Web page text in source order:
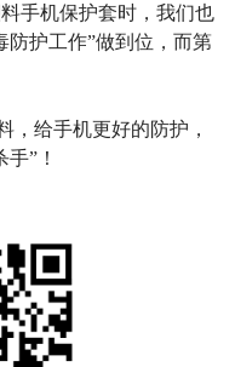
手机保护套时，我们也
防护工作”做到位，而第
，给手机更好的防护，
手”！